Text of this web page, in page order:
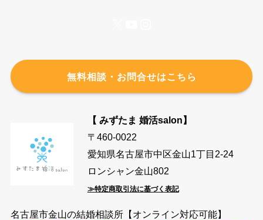
無料相談・お問合せはこちら
【 みずたま 婚活salon】
〒460-0022
愛知県名古屋市中区金山1丁目2-24
ロンシャン金山802
≫特定商取引法に基づく表記
名古屋市金山の結婚相談所【オンライン対応可能】